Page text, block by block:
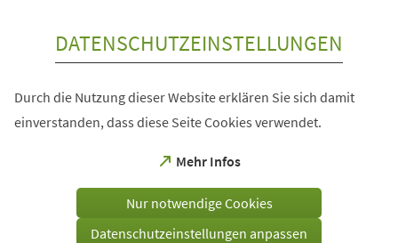
DATENSCHUTZEINSTELLUNGEN
Durch die Nutzung dieser Website erklären Sie sich damit
einverstanden, dass diese Seite Cookies verwendet.
Mehr Infos
(Öffnet
einem
Tab)
Nur notwendige Cookies
Datenschutzeinstellungen anpassen